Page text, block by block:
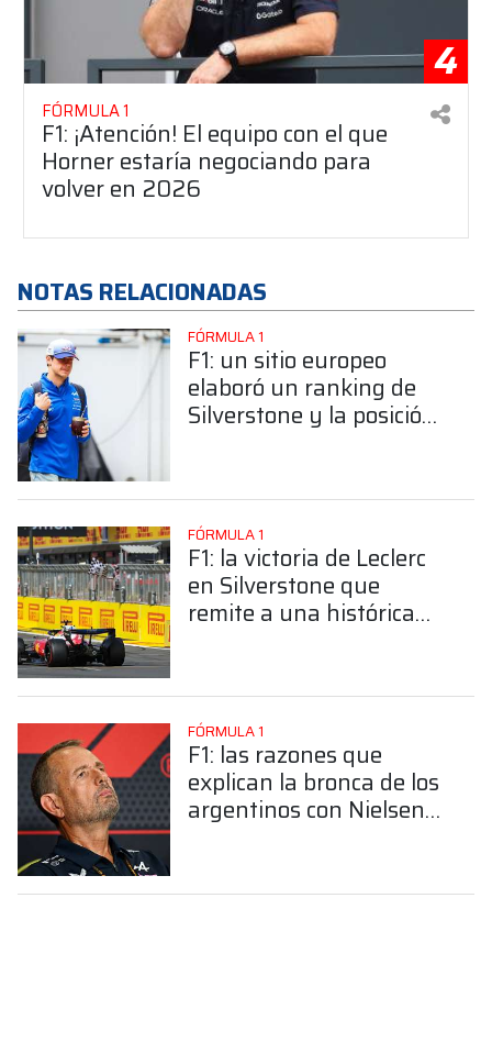
4
FÓRMULA 1
F1: ¡Atención! El equipo con el que
Horner estaría negociando para
volver en 2026
NOTAS RELACIONADAS
FÓRMULA 1
F1: un sitio europeo
elaboró un ranking de
Silverstone y la posición
FÓRMULA 1
F1: la victoria de Leclerc
en Silverstone que
remite a una histórica
FÓRMULA 1
F1: las razones que
explican la bronca de los
argentinos con Nielsen